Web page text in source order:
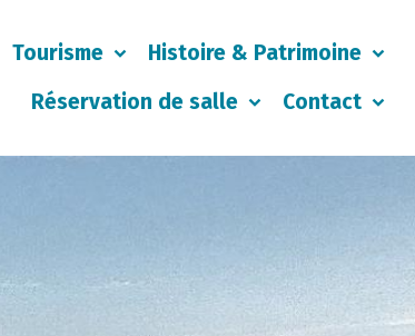
Tourisme
Histoire & Patrimoine
Réservation de salle
Contact